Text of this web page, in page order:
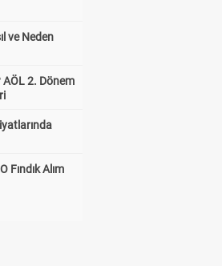
ve Neden
AÖL 2. Dönem
Fındık Alım